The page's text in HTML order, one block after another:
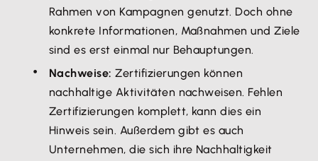
Rahmen von Kampagnen genutzt. Doch ohne
konkrete Informationen, Maßnahmen und Ziele
sind es erst einmal nur Behauptungen.
Nachweise: Zertifizierungen können
nachhaltige Aktivitäten nachweisen. Fehlen
Zertifizierungen komplett, kann dies ein
Hinweis sein. Außerdem gibt es auch
Unternehmen, die sich ihre Nachhaltigkeit